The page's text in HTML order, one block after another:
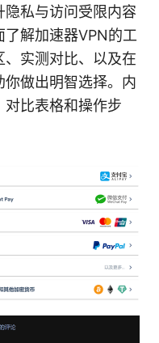
私与访问受限内容
了解加速器VPN的工
实测对比、以及在
做出明智选择。内
比表格和操作步